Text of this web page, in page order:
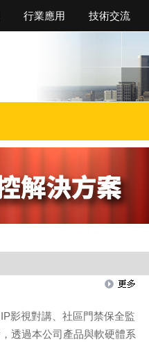
行業應用 技術交流
影視對講、社區門禁保全監
透過本公司產品與軟硬體系